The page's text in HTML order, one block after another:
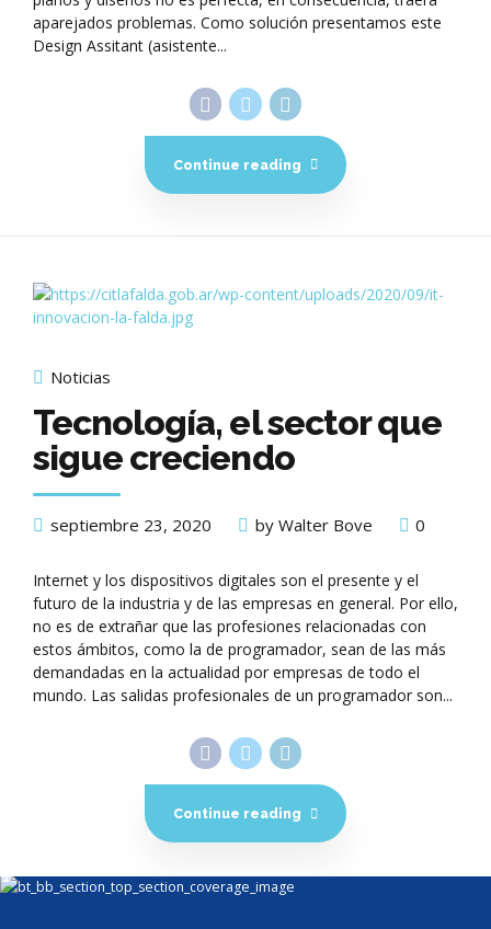
aparejados problemas. Como solución presentamos este
Design Assitant (asistente...
Continue reading
Noticias
Tecnología, el sector que
sigue creciendo
septiembre 23, 2020 by Walter Bove 0
Internet y los dispositivos digitales son el presente y el
futuro de la industria y de las empresas en general. Por ello,
no es de extrañar que las profesiones relacionadas con
estos ámbitos, como la de programador, sean de las más
demandadas en la actualidad por empresas de todo el
mundo. Las salidas profesionales de un programador son...
Continue reading